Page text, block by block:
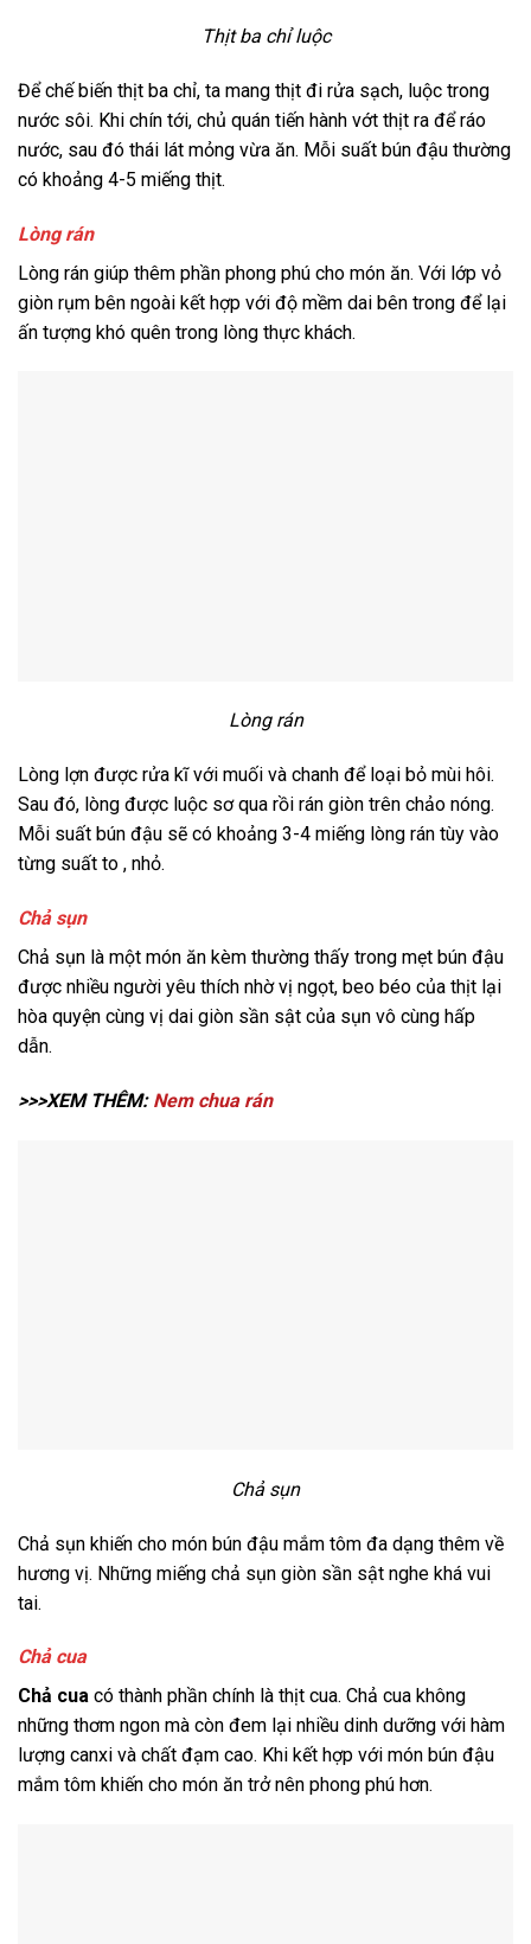
Thịt ba chỉ luộc
Để chế biến thịt ba chỉ, ta mang thịt đi rửa sạch, luộc trong
nước sôi. Khi chín tới, chủ quán tiến hành vớt thịt ra để ráo
nước, sau đó thái lát mỏng vừa ăn. Mỗi suất bún đậu thường
có khoảng 4-5 miếng thịt.
Lòng rán
Lòng rán giúp thêm phần phong phú cho món ăn. Với lớp vỏ
giòn rụm bên ngoài kết hợp với độ mềm dai bên trong để lại
ấn tượng khó quên trong lòng thực khách.
Lòng rán
Lòng lợn được rửa kĩ với muối và chanh để loại bỏ mùi hôi.
Sau đó, lòng được luộc sơ qua rồi rán giòn trên chảo nóng.
Mỗi suất bún đậu sẽ có khoảng 3-4 miếng lòng rán tùy vào
từng suất to , nhỏ.
Chả sụn
Chả sụn là một món ăn kèm thường thấy trong mẹt bún đậu
được nhiều người yêu thích nhờ vị ngọt, beo béo của thịt lại
hòa quyện cùng vị dai giòn sần sật của sụn vô cùng hấp
dẫn.
>>>XEM THÊM: Nem chua rán
Chả sụn
Chả sụn khiến cho món bún đậu mắm tôm đa dạng thêm về
hương vị. Những miếng chả sụn giòn sần sật nghe khá vui
tai.
Chả cua
Chả cua có thành phần chính là thịt cua. Chả cua không
những thơm ngon mà còn đem lại nhiều dinh dưỡng với hàm
lượng canxi và chất đạm cao. Khi kết hợp với món bún đậu
mắm tôm khiến cho món ăn trở nên phong phú hơn.